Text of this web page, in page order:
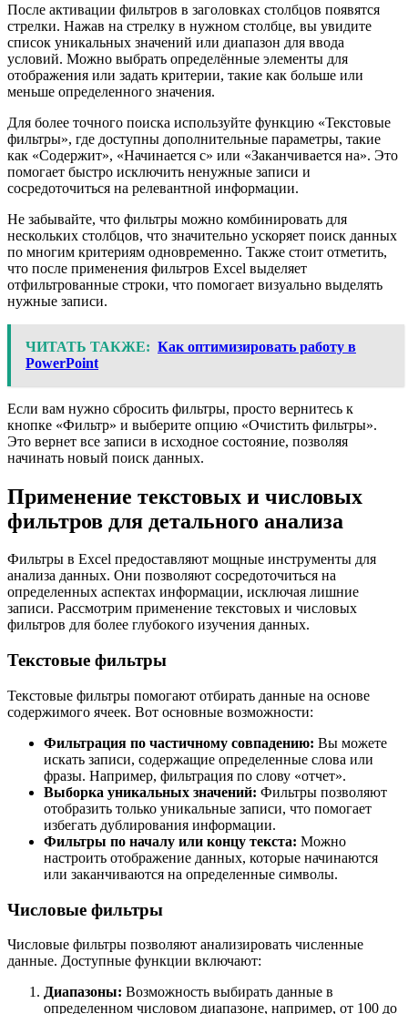
После активации фильтров в заголовках столбцов появятся
стрелки. Нажав на стрелку в нужном столбце, вы увидите
список уникальных значений или диапазон для ввода
условий. Можно выбрать определённые элементы для
отображения или задать критерии, такие как больше или
меньше определенного значения.
Для более точного поиска используйте функцию «Текстовые
фильтры», где доступны дополнительные параметры, такие
как «Содержит», «Начинается с» или «Заканчивается на». Это
помогает быстро исключить ненужные записи и
сосредоточиться на релевантной информации.
Не забывайте, что фильтры можно комбинировать для
нескольких столбцов, что значительно ускоряет поиск данных
по многим критериям одновременно. Также стоит отметить,
что после применения фильтров Excel выделяет
отфильтрованные строки, что помогает визуально выделять
нужные записи.
ЧИТАТЬ ТАКЖЕ: Как оптимизировать работу в
PowerPoint
Если вам нужно сбросить фильтры, просто вернитесь к
кнопке «Фильтр» и выберите опцию «Очистить фильтры».
Это вернет все записи в исходное состояние, позволяя
начинать новый поиск данных.
Применение текстовых и числовых
фильтров для детального анализа
Фильтры в Excel предоставляют мощные инструменты для
анализа данных. Они позволяют сосредоточиться на
определенных аспектах информации, исключая лишние
записи. Рассмотрим применение текстовых и числовых
фильтров для более глубокого изучения данных.
Текстовые фильтры
Текстовые фильтры помогают отбирать данные на основе
содержимого ячеек. Вот основные возможности:
Фильтрация по частичному совпадению: Вы можете
искать записи, содержащие определенные слова или
фразы. Например, фильтрация по слову «отчет».
Выборка уникальных значений: Фильтры позволяют
отобразить только уникальные записи, что помогает
избегать дублирования информации.
Фильтры по началу или концу текста: Можно
настроить отображение данных, которые начинаются
или заканчиваются на определенные символы.
Числовые фильтры
Числовые фильтры позволяют анализировать численные
данные. Доступные функции включают:
Диапазоны: Возможность выбирать данные в
определенном числовом диапазоне, например, от 100 до